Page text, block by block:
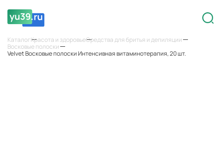
КаталогКрасота и здоровьеСредства для бритья и депиляции
Восковые полоски
Velvet Восковые полоски Интенсивная витаминотерапия, 20 шт.